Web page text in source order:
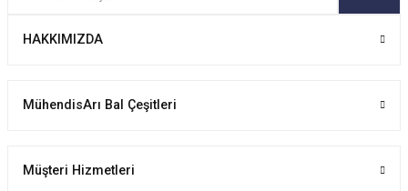
HAKKIMIZDA
MühendisArı Bal Çeşitleri
Müşteri Hizmetleri